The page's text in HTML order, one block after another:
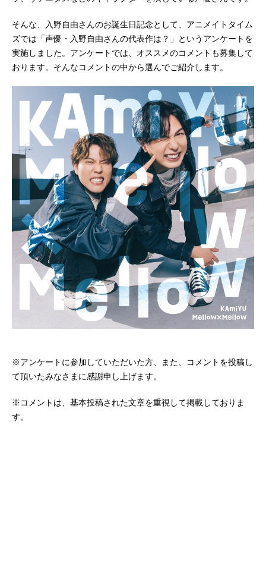
そんな、入野自由さんのお誕生日記念として、アニメイトタイム
ズでは「声優・入野自由さんの代表作は？」というアンケートを
実施しました。アンケートでは、オススメのコメントも募集して
おります。そんなコメントの中から選んでご紹介します。
※アンケートに参加していただいた方、また、コメントを投稿し
て頂いたみなさまに感謝申し上げます。
※コメントは、基本投稿された文章を重視して掲載しておりま
す。